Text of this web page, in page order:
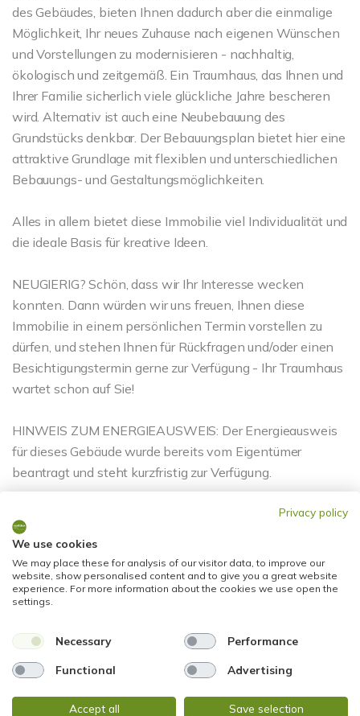
des Gebäudes, bieten Ihnen dadurch aber die einmalige
Möglichkeit, Ihr neues Zuhause nach eigenen Wünschen
und Vorstellungen zu modernisieren - nachhaltig,
ökologisch und zeitgemäß. Ein Traumhaus, das Ihnen und
Ihrer Familie sicherlich viele glückliche Jahre bescheren
wird. Alternativ ist auch eine Neubebauung des
Grundstücks denkbar. Der Bebauungsplan bietet hier eine
attraktive Grundlage mit flexiblen und unterschiedlichen
Bebauungs- und Gestaltungsmöglichkeiten.
Alles in allem bietet diese Immobilie viel Individualität und
die ideale Basis für kreative Ideen.
NEUGIERIG? Schön, dass wir Ihr Interesse wecken
konnten. Dann würden wir uns freuen, Ihnen diese
Immobilie in einem persönlichen Termin vorstellen zu
dürfen, und stehen Ihnen für Rückfragen und/oder einen
Besichtigungstermin gerne zur Verfügung - Ihr Traumhaus
wartet schon auf Sie!
HINWEIS ZUM ENERGIEAUSWEIS: Der Energieausweis
für dieses Gebäude wurde bereits vom Eigentümer
beantragt und steht kurzfristig zur Verfügung.
Ansprechpartner
Privacy policy
We use cookies
We may place these for analysis of our visitor data, to improve our
website, show personalised content and to give you a great website
experience. For more information about the cookies we use open the
settings.
Necessary Performance
Functional Advertising
Accept all Save selection